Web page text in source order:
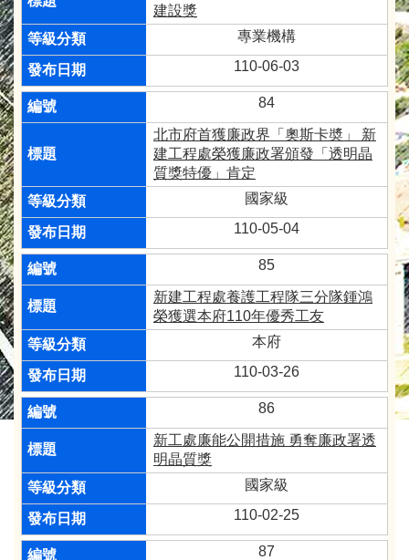
建設獎
專業機構
110-06-03
84
北市府首獲廉政界「奧斯卡奬」 新
建工程處榮獲廉政署頒發「透明晶
質獎特優」肯定
國家級
110-05-04
85
新建工程處養護工程隊三分隊鍾鴻
榮獲選本府110年優秀工友
本府
110-03-26
86
新工處廉能公開措施 勇奪廉政署透
明晶質獎
國家級
110-02-25
87